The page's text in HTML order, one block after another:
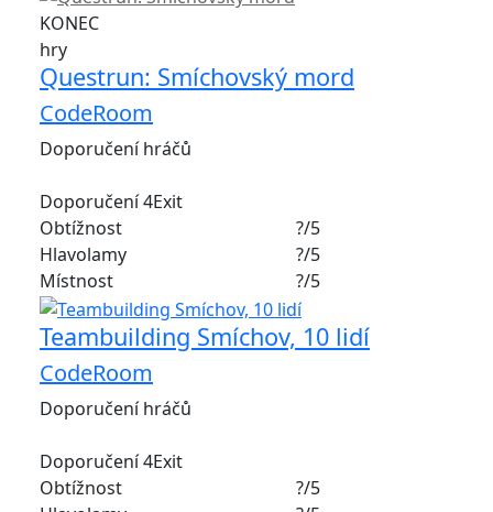
KONEC
hry
Questrun: Smíchovský mord
CodeRoom
Doporučení hráčů
Doporučení 4Exit
Obtížnost
?/5
Hlavolamy
?/5
Místnost
?/5
Teambuilding Smíchov, 10 lidí
CodeRoom
Doporučení hráčů
Doporučení 4Exit
Obtížnost
?/5